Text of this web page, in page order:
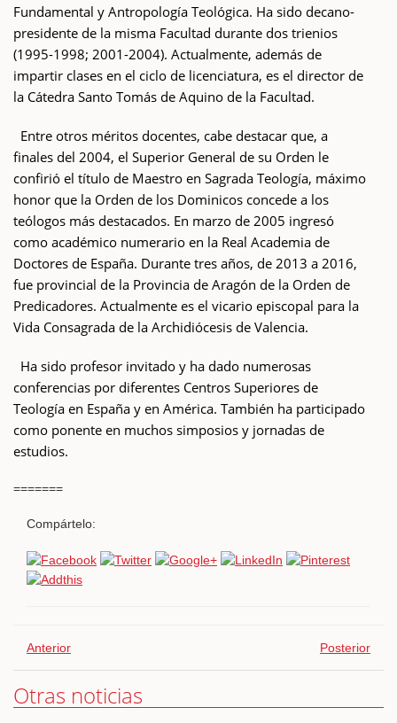
Fundamental y Antropología Teológica. Ha sido decano-
presidente de la misma Facultad durante dos trienios
(1995-1998; 2001-2004). Actualmente, además de
impartir clases en el ciclo de licenciatura, es el director de
la Cátedra Santo Tomás de Aquino de la Facultad.
Entre otros méritos docentes, cabe destacar que, a
finales del 2004, el Superior General de su Orden le
confirió el título de Maestro en Sagrada Teología, máximo
honor que la Orden de los Dominicos concede a los
teólogos más destacados. En marzo de 2005 ingresó
como académico numerario en la Real Academia de
Doctores de España. Durante tres años, de 2013 a 2016,
fue provincial de la Provincia de Aragón de la Orden de
Predicadores. Actualmente es el vicario episcopal para la
Vida Consagrada de la Archidiócesis de Valencia.
Ha sido profesor invitado y ha dado numerosas
conferencias por diferentes Centros Superiores de
Teología en España y en América. También ha participado
como ponente en muchos simposios y jornadas de
estudios.
=======
Compártelo:
Anterior Posterior
Otras noticias